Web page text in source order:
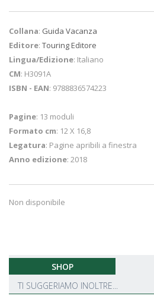
Collana: Guida Vacanza
Editore: Touring Editore
Lingua/Edizione: Italiano
CM: H3091A
ISBN - EAN: 9788836574223
Pagine: 13 moduli
Formato cm: 12 X 16,8
Legatura: Pagine apribili a finestra
Anno edizione: 2018
Non disponibile
SHOP
TI SUGGERIAMO INOLTRE...